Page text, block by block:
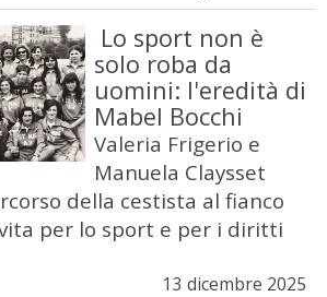
Lo sport non è
solo roba da
uomini: l'eredità di
Mabel Bocchi
Valeria Frigerio e
Manuela Claysset
della cestista al fianco
per lo sport e per i diritti
13 dicembre 2025